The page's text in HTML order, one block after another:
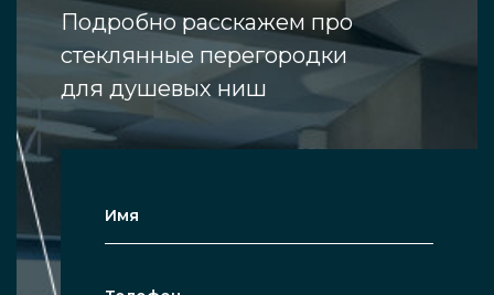
Подробно расскажем про
стеклянные перегородки
для душевых ниш